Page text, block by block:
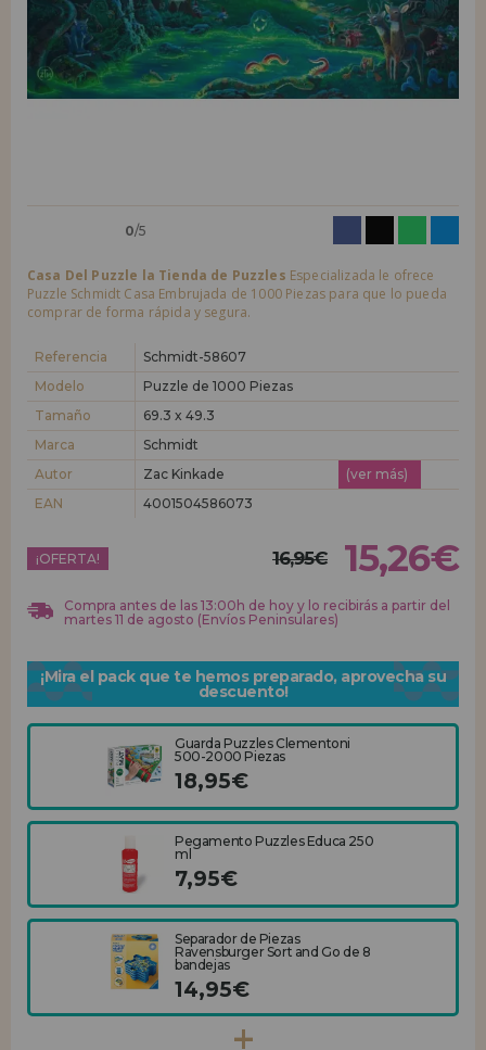
LIQUIDACIONES
INFORMACIÓN
Quiero registrarme como
nuevo cliente
Al crear una cuenta en casadelpuzzle.com podrás realizar tus compras
nuevo distribuidor
¿Eres Profesional o Empresa?. ¿Quieres vender en tu negocio
condiciones de ventas con descuentos especiales para la distribución.
¡Adelante! Te estábamos esperando.
0/5
Casa Del Puzzle la Tienda de Puzzles Especializada le ofrece
Puzzle Schmidt Casa Embrujada de 1000 Piezas para que lo pueda
comprar de forma rápida y segura.
Referencia
Schmidt-58607
Modelo
Puzzle de 1000 Piezas
Tamaño
69.3 x 49.3
Marca
Schmidt
Autor
Zac Kinkade
(ver más)
EAN
4001504586073
¡OFERTA! 16,95€ 15,26€
Compra antes de las 13:00h de hoy y lo recibirás a partir del
martes 11 de agosto (Envíos Peninsulares)
¡Mira el pack que te hemos preparado, aprovecha su
descuento!
Guarda Puzzles Clementoni
500-2000 Piezas
18,95€
Pegamento Puzzles Educa 250
ml
7,95€
Separador de Piezas
Ravensburger Sort and Go de 8
bandejas
14,95€